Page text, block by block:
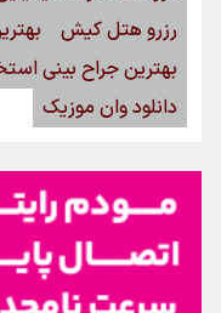
رزرو هتل کیش
بهترین جراح بینی
دانلود وان موزیک